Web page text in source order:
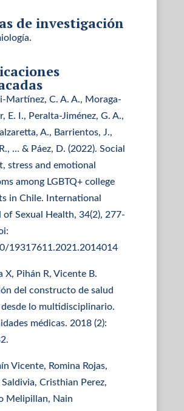
de investigación
Martínez, C. A. A., Moraga-
E. I., Peralta-Jiménez, G. A.,
A., Barrientos, J.,
… & Páez, D. (2022). Social
stress and emotional
among LGBTQ+ college
in Chile. International
of Sexual Health, 34(2), 277-
19317611.2021.2014014
X, Pihán R, Vicente B.
del constructo de salud
lo multidisciplinario.
médicas. 2018 (2):
Vicente, Romina Rojas,
Saldivia, Cristhian Perez,
Melipillan, Nain